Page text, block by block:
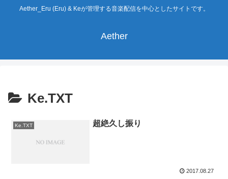
Aether_Eru (Eru) & Keが管理する音楽配信を中心としたサイトです。
Aether
Ke.TXT
Ke.TXT 超絶久し振り
2017.08.27